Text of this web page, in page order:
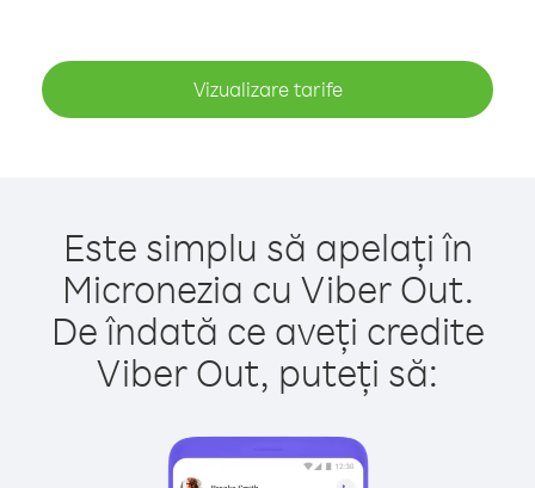
Vizualizare tarife
Este simplu să apelați în
Micronezia cu Viber Out.
De îndată ce aveți credite
Viber Out, puteți să: